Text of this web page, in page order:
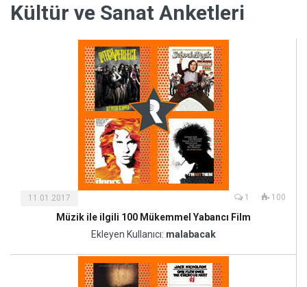
Kültür ve Sanat Anketleri
11.01.2017 1 100
Müzik ile ilgili 100 Mükemmel Yabancı Film
Ekleyen Kullanıcı: malabacak